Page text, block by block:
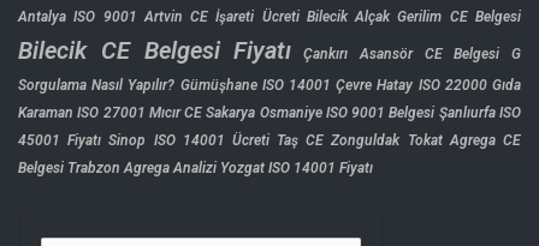
Antalya ISO 9001 Artvin CE İşareti Ücreti Bilecik Alçak Gerilim CE Belgesi
Bilecik CE Belgesi Fiyatı Çankırı Asansör CE Belgesi
G
Sorgulama Nasıl Yapılır? Gümüşhane ISO 14001 Çevre Hatay ISO 22000 Gıda
Karaman ISO 27001 Mıcır CE Sakarya Osmaniye ISO 9001 Belgesi Şanlıurfa ISO
45001 Fiyatı Sinop ISO 14001 Ücreti Taş CE Zonguldak Tokat Agrega CE
Belgesi Trabzon Agrega Analizi Yozgat ISO 14001 Fiyatı